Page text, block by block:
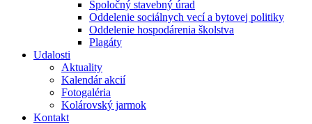
Spoločný stavebný úrad
Oddelenie sociálnych vecí a bytovej politiky
Oddelenie hospodárenia školstva
Plagáty
Udalosti
Aktuality
Kalendár akcií
Fotogaléria
Kolárovský jarmok
Kontakt